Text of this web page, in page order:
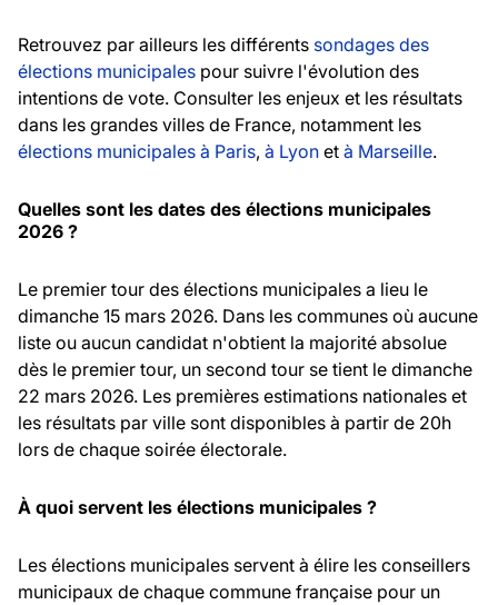
Retrouvez par ailleurs les différents sondages des
élections municipales pour suivre l'évolution des
intentions de vote. Consulter les enjeux et les résultats
dans les grandes villes de France, notamment les
élections municipales à Paris, à Lyon et à Marseille.
Quelles sont les dates des élections municipales
2026 ?
Le premier tour des élections municipales a lieu le
dimanche 15 mars 2026. Dans les communes où aucune
liste ou aucun candidat n'obtient la majorité absolue
dès le premier tour, un second tour se tient le dimanche
22 mars 2026. Les premières estimations nationales et
les résultats par ville sont disponibles à partir de 20h
lors de chaque soirée électorale.
À quoi servent les élections municipales ?
Les élections municipales servent à élire les conseillers
municipaux de chaque commune française pour un